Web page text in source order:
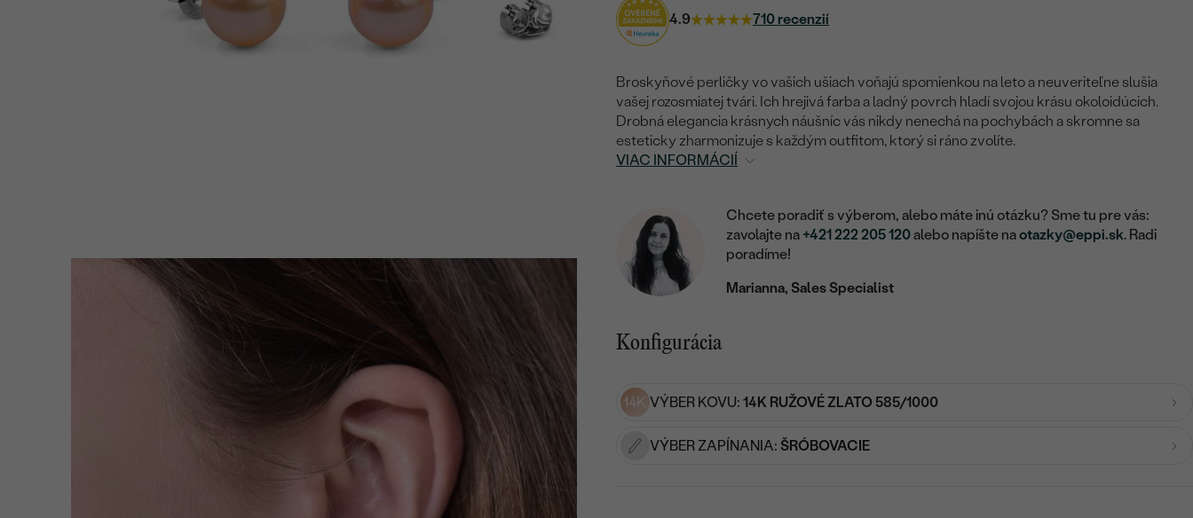
4.9 710 recenzií
Broskyňové perličky vo vašich ušiach voňajú spomienkou na leto a neuveriteľne slušia
vašej rozosmiatej tvári. Ich hrejivá farba a ladný povrch hladí svojou krásu okoloidúcich.
Drobná elegancia krásnych náušníc vás nikdy nenechá na pochybách a skromne sa
esteticky zharmonizuje s každým outfitom, ktorý si ráno zvolíte.
VIAC INFORMÁCIÍ
Chcete poradiť s výberom, alebo máte inú otázku? Sme tu pre vás:
zavolajte na +421 222 205 120alebo napíšte naotazky@eppi.sk. Radi
poradíme!
Marianna, Sales Specialist
Konfigurácia
14K VÝBER KOVU: 14K RUŽOVÉ ZLATO 585/1000
VÝBER ZAPÍNANIA: ŠRÓBOVACIE